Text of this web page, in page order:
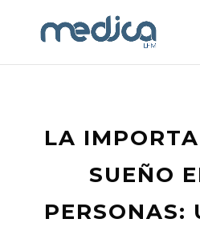
LA
SUEÑO
PERSONAS: